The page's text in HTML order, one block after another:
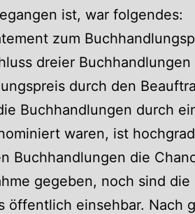
ist, war folgendes:
zum
dreier Buchhandlungen
durch den
Buchhandlungen durch
waren, ist
Buchhandlungen die
gegeben, noch sind die
öffentlich einsehbar. Nach